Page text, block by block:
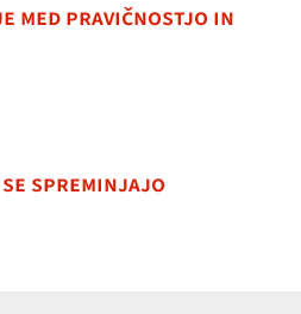
med pravičnostjo in
spreminjajo